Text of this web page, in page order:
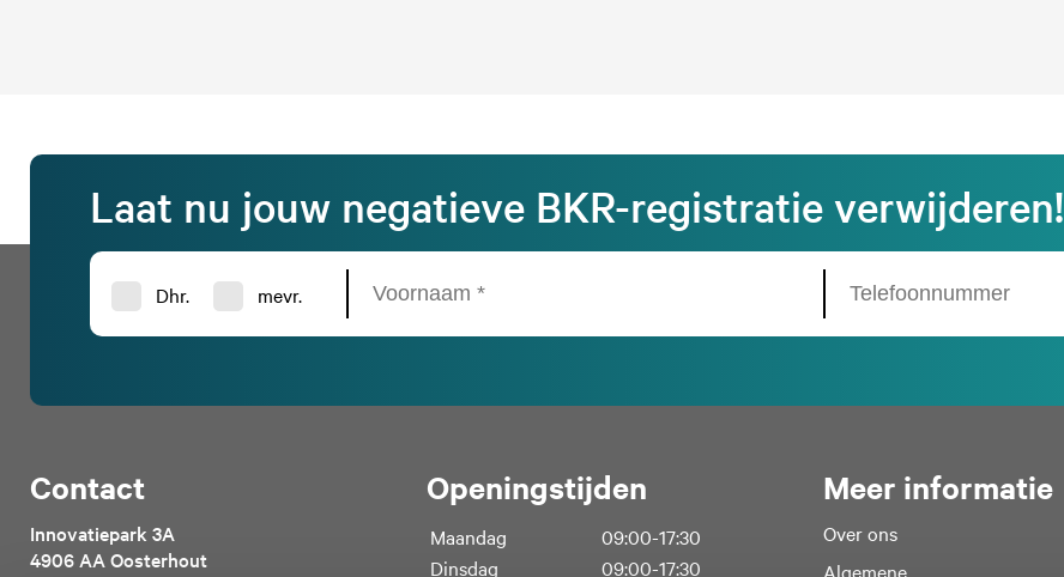
Laat nu jouw negatieve BKR-registratie verwijderen!
Dhr. mevr.
Contact
Innovatiepark 3A
4906 AA Oosterhout
Openingstijden
Maandag
09:00-17:30
Dinsdag
09:00-17:30
Meer informatie
Over ons
Algemene